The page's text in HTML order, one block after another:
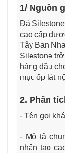
1/ Nguồn
Đá
cao cấp
Tây Ban
Silestone
hàng đầu
mục ốp lát
2. Phân
- Tên gọi
- Mô tả
nhân tạo